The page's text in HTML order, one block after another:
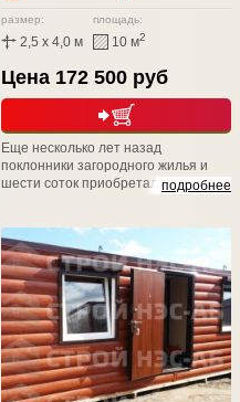
размер:
2,5 x 4,0 м
площадь:
10 м2
Цена 172 500 руб
подробнее
Еще несколько лет назад
поклонники загородного жилья и
шести соток приобретали убогие и
несмотря на возможности
современного рынка, люди
отказываются от такой "красоты" и
пытаются решить данный вопрос
собственными силами.